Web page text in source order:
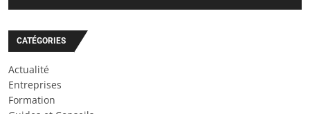
CATÉGORIES
Actualité
Entreprises
Formation